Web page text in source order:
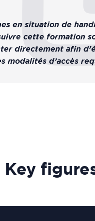
en situation de
cette formation
directement afin
modalités d’accès
Key